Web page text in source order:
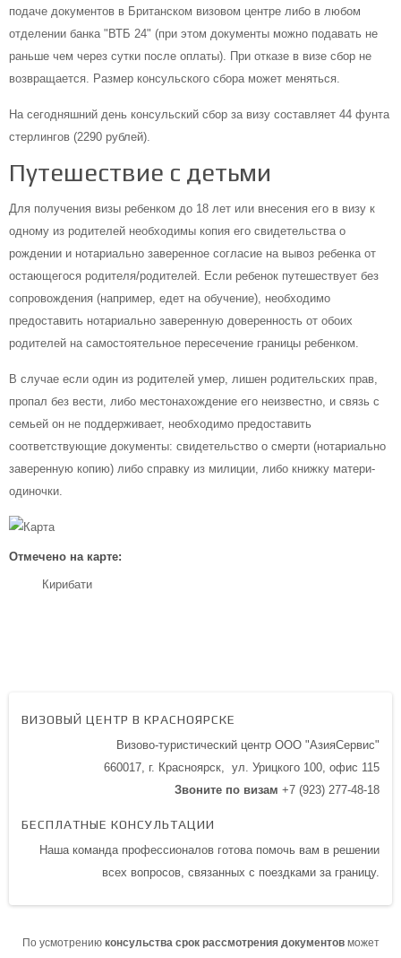
подаче документов в Британском визовом центре либо в любом
отделении банка "ВТБ 24" (при этом документы можно подавать не
раньше чем через сутки после оплаты). При отказе в визе сбор не
возвращается. Размер консульского сбора может меняться.
На сегодняшний день консульский сбор за визу составляет 44 фунта
стерлингов (2290 рублей).
Путешествие с детьми
Для получения визы ребенком до 18 лет или внесения его в визу к
одному из родителей необходимы копия его свидетельства о
рождении и нотариально заверенное согласие на вывоз ребенка от
остающегося родителя/родителей. Если ребенок путешествует без
сопровождения (например, едет на обучение), необходимо
предоставить нотариально заверенную доверенность от обоих
родителей на самостоятельное пересечение границы ребенком.
В случае если один из родителей умер, лишен родительских прав,
пропал без вести, либо местонахождение его неизвестно, и связь с
семьей он не поддерживает, необходимо предоставить
соответствующие документы: свидетельство о смерти (нотариально
заверенную копию) либо справку из милиции, либо книжку матери-
одиночки.
Отмечено на карте:
Кирибати
ВИЗОВЫЙ ЦЕНТР В КРАСНОЯРСКЕ
Визово-туристический центр ООО "АзияСервис"
660017, г. Красноярск, ул. Урицкого 100, офис 115
Звоните по визам +7 (923) 277-48-18
БЕСПЛАТНЫЕ КОНСУЛЬТАЦИИ
Наша команда профессионалов готова помочь вам в решении
всех вопросов, связанных с поездками за границу.
По усмотрению консульства срок рассмотрения документовможет